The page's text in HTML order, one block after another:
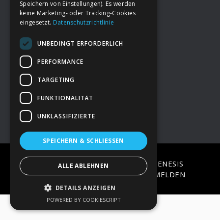
FooterDeine Spende
→ Impressum
→Kontakt zum PAO Team
COPYRIGHT © 2026 · ON
GENESIS
FRAMEWORK·WORDPRESS·ANMELDEN
Speichern von Einstellungen). Es werden
keine Marketing- oder Tracking-Cookies
eingesetzt. Datenschutzrichtlinie
UNBEDINGT ERFORDERLICH
PERFORMANCE
TARGETING
FUNKTIONALITÄT
UNKLASSIFIZIERTE
SPEICHERN & SCHLIESSEN
ALLE ABLEHNEN
DETAILS ANZEIGEN
POWERED BY COOKIESCRIPT